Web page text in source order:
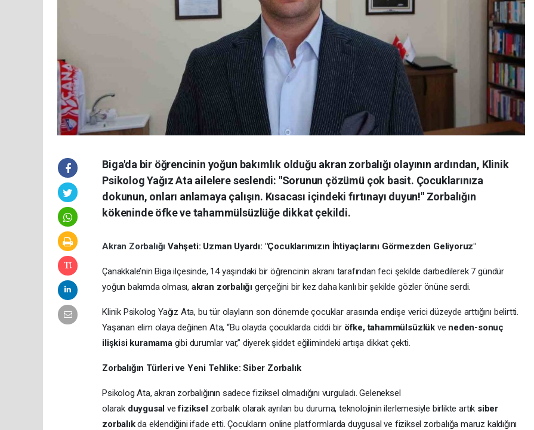
Biga'da bir öğrencinin yoğun bakımlık olduğu akran zorbalığı olayının ardından, Klinik
Psikolog Yağız Ata ailelere seslendi: "Sorunun çözümü çok basit. Çocuklarınıza
dokunun, onları anlamaya çalışın. Kısacası içindeki fırtınayı duyun!" Zorbalığın
kökeninde öfke ve tahammülsüzlüğe dikkat çekildi.
Akran ZorbalığıVahşeti: Uzman Uyardı: "Çocuklarımızın İhtiyaçlarını Görmezden Geliyoruz"
Çanakkale’nin Biga ilçesinde, 14 yaşındaki bir öğrencinin akranı tarafından feci şekilde darbedilerek 7 gündür
yoğun bakımda olması, akran zorbalığıgerçeğini bir kez daha kanlı bir şekilde gözler önüne serdi.
Klinik Psikolog Yağız Ata, bu tür olayların son dönemde çocuklar arasında endişe verici düzeyde arttığını belirtti.
Yaşanan elim olaya değinen Ata, “Bu olayda çocuklarda ciddi bir öfke, tahammülsüzlükve neden-sonuç
ilişkisi kuramamagibi durumlar var,” diyerek şiddet eğilimindeki artışa dikkat çekti.
Zorbalığın Türleri ve Yeni Tehlike: Siber Zorbalık
Psikolog Ata, akran zorbalığının sadece fiziksel olmadığını vurguladı. Geleneksel
olarak duygusal vefizikselzorbalık olarak ayrılan bu duruma, teknolojinin ilerlemesiyle birlikte artık siber
zorbalıkda eklendiğini ifade etti. Çocukların online platformlarda duygusal ve fiziksel zorbalığa maruz kaldığını